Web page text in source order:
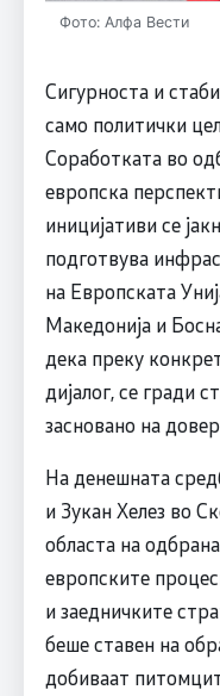
Фото: Алфа Вести
Сигурноста и
само политички
Соработката во
европска
иницијативи се
подготвува
на Европската
Македонија и
дека преку
дијалог, се гради
засновано на
На денешната
и Зукан Хелез во
областа на
европските
и заедничките
беше ставен на
добиваат